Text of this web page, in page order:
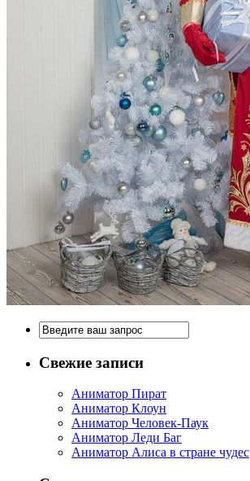
Свежие записи
Аниматор Пират
Аниматор Клоун
Аниматор Человек-Паук
Аниматор Леди Баг
Аниматор Алиса в стране чудес